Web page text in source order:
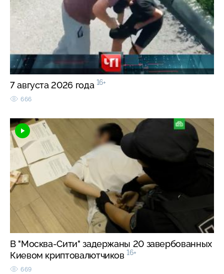
7 августа 2026 года 16+
666
В "Москва-Сити" задержаны 20 завербованных
Киевом криптовалютчиков 16+
669